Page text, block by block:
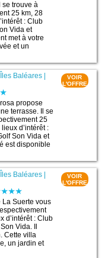
se trouve à
25 km, 28
: Club
Vida et
met à votre
et un
Baléares
propose
terrasse. Il se
25
d’intérêt :
Son Vida et
est disponible
VOIR
L'OFFRE
Baléares |
La Suerte vous
d’intérêt : Club
Vida. Il
Cette villa
un jardin et
VOIR
L'OFFRE